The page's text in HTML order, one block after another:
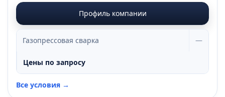
Профиль компании
Газопрессовая сварка —
Цены по запросу
Все условия →